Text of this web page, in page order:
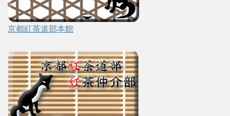
京都紅茶道部本館